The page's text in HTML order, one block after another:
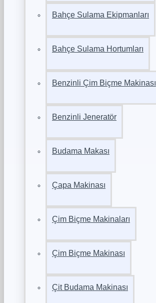
Bahçe Sulama Ekipmanları
Bahçe Sulama Hortumları
Benzinli Çim Biçme Makinası
Benzinli Jeneratör
Budama Makası
Çapa Makinası
Çim Biçme Makinaları
Çim Biçme Makinası
Çit Budama Makinası